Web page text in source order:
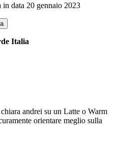
in data 20 gennaio 2023
Italia
andrei su un Latte o Warm
orientare meglio sulla